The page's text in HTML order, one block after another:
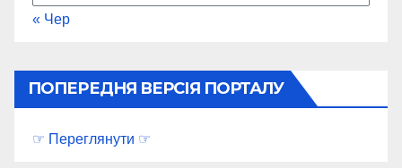
« Чер
ПОПЕРЕДНЯ ВЕРСІЯ ПОРТАЛУ
☞ Переглянути ☞